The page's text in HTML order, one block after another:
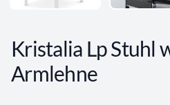
Kristalia Lp Stuhl
Armlehne